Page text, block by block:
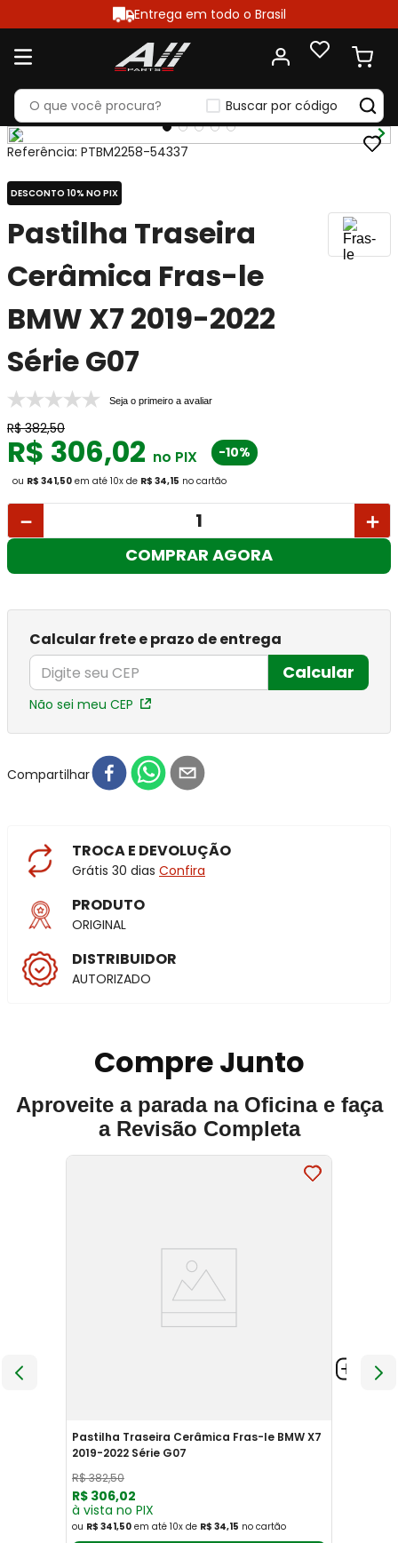
Entrega em todo o Brasil
Buscar por código
Referência: PTBM2258-54337
DESCONTO 10% NO PIX
Pastilha Traseira
Cerâmica Fras-le
BMW X7 2019-2022
Série G07
Seja o primeiro a avaliar
R$ 382,50
R$ 306,02 no PIX -10%
ou R$ 341,50 em até 10x de R$ 34,15 no cartão
＋
－
COMPRAR AGORA
Calcular frete e prazo de entrega
Calcular
Não sei meu CEP
Compartilhar
TROCA E DEVOLUÇÃO
Grátis 30 dias Confira
PRODUTO
ORIGINAL
DISTRIBUIDOR
AUTORIZADO
Compre Junto
Aproveite a parada na Oficina e faça
a Revisão Completa
Pastilha Traseira Cerâmica Fras-le BMW X7
2019-2022 Série G07
R$382,50
R$ 306,02
à vista no PIX
ou R$ 341,50 em até 10x de R$ 34,15 no cartão